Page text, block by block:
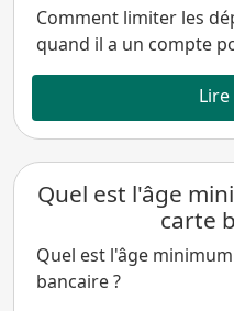
Comment limiter les
quand il a un compte
Quel est l'âge
carte
Quel est l'âge
bancaire ?